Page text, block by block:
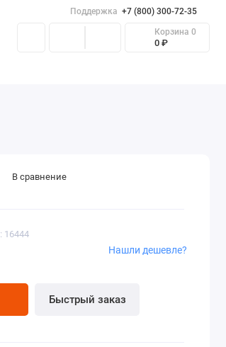
Поддержка +7 (800) 300-72-35
Корзина 0
0 ₽
16444
Быстрый заказ
Нашли дешевле?
В сравнение